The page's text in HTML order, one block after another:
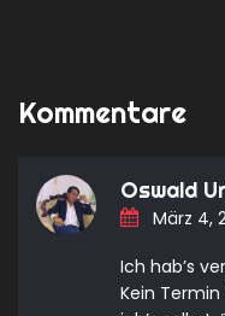
Kommentare
Oswald
März 4,
Ich hab’s
Kein